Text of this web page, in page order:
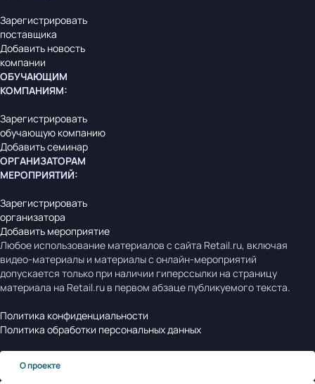
Зарегистрировать
поставщика
Добавить новость
компании
ОБУЧАЮЩИМ
КОМПАНИЯМ:
Зарегистрировать
обучающую компанию
Добавить семинар
ОРГАНИЗАТОРАМ
МЕРОПРИЯТИЙ:
Зарегистрировать
организатора
Добавить мероприятие
Любое использование материалов с сайта Retail.ru, включая
видео-материалы и материалы с онлайн-мероприятий
допускается только при наличии гиперссылки на страницу
материала на Retail.ru в первом абзаце публикуемого текста.
Политика конфиденциальности
Политика обработки персональных данных
О проекте